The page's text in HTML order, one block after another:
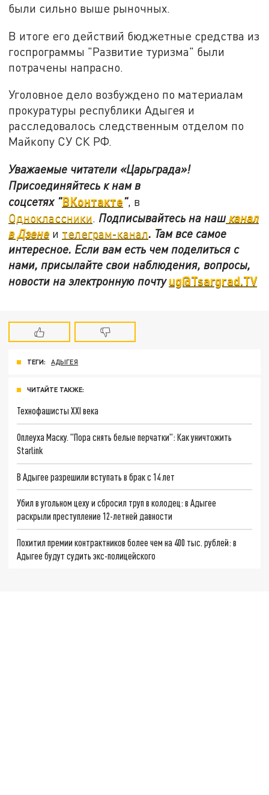
были сильно выше рыночных.
В итоге его действий бюджетные средства из
госпрограммы "Развитие туризма" были
потрачены напрасно.
Уголовное дело возбуждено по материалам
прокуратуры республики Адыгея и
расследовалось следственным отделом по
Майкопу СУ СК РФ.
Уважаемые читатели «Царьграда»!
Присоединяйтесь к нам в
соцсетях "ВКонтакте", в
Одноклассники. Подписывайтесь на нашканал
в Дзене и телеграм-канал. Там все самое
интересное. Если вам есть чем поделиться с
нами, присылайте свои наблюдения, вопросы,
новости на электронную почтуug@Tsargrad.TV
ТЕГИ: АДЫГЕЯ
ЧИТАЙТЕ ТАКЖЕ:
Технофашисты XXI века
Оплеуха Маску. "Пора снять белые перчатки": Как уничтожить
Starlink
В Адыгее разрешили вступать в брак с 14 лет
Убил в угольном цеху и сбросил труп в колодец: в Адыгее
раскрыли преступление 12-летней давности
Похитил премии контрактников более чем на 400 тыс. рублей: в
Адыгее будут судить экс-полицейского